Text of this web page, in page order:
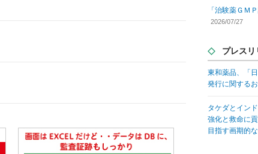
「治験薬ＧＭ
2026/07/27
プレスリ
東和薬品、「
発行に関するお
タケダとイン
強化と救命に
目指す画期的